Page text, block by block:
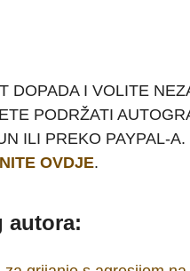
DOPADA I VOLITE
PODRŽATI
ILI PREKO PAYPAL-
OVDJE.
autora: